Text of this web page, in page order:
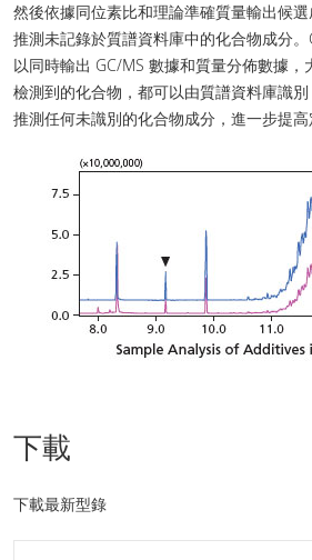
然後依據同位素比和理論準確質量輸出候
推測未記錄於質譜資料庫中的化合物成分
以同時輸出 GC/MS 數據和質量分佈數據，
檢測到的化合物，都可以由質譜資料庫識
推測任何未識別的化合物成分，進一步提高
下載
下載最新型錄